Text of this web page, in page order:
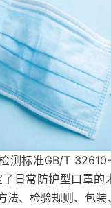
标准GB/T 32610-
了日常防护型口罩的
法、检验规则、包